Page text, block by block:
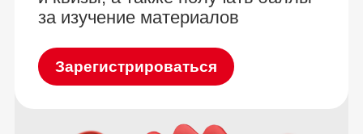
за изучение материалов
Зарегистрироваться